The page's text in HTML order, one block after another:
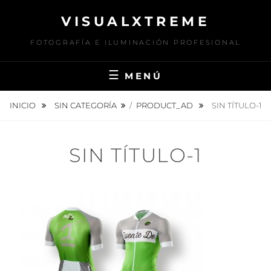
contenido
VISUALXTREME
FOTOGRAFÍA E ILUMINACIÓN PROFESIONAL
MENÚ
INICIO SIN CATEGORÍA / PRODUCT_AD SIN TÍTULO-1
SIN TÍTULO-1